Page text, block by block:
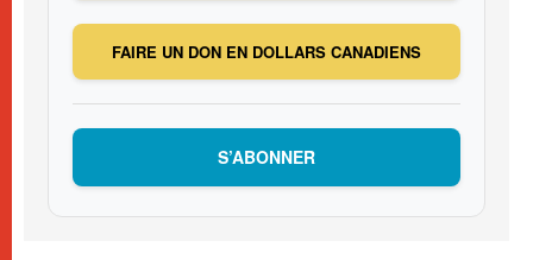
FAIRE UN DON EN DOLLARS CANADIENS
S’ABONNER